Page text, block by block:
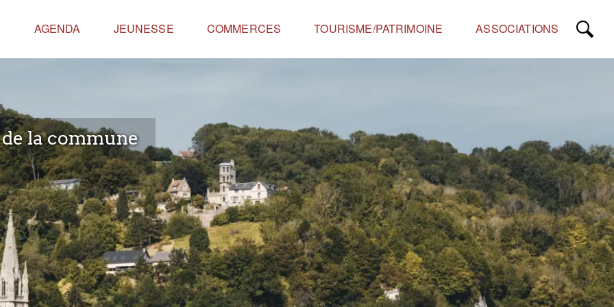
la commune
AGENDA JEUNESSE COMMERCES TOURISME/PATRIMOINE ASSOCIATIONS